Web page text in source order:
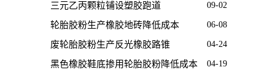
09-02
三元乙丙颗粒铺设塑胶跑道
06-08
轮胎胶粉生产橡胶地砖降低成本
04-24
废轮胎胶粉生产反光橡胶路锥
04-19
黑色橡胶鞋底掺用轮胎胶粉降低成本